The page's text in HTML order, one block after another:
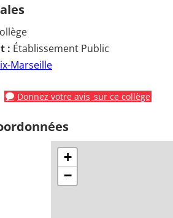
: Établissement Public
Marseille
Donnez votre avis sur ce collège
+
−